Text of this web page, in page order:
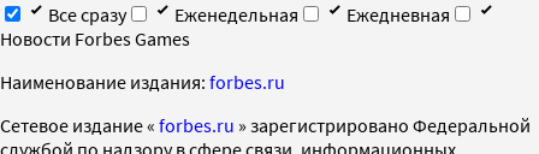
Все сразу
Еженедельная
Ежедневная
Новости Forbes Games
Наименование издания: forbes.ru
Cетевое издание « forbes.ru » зарегистрировано Федеральной
службой по надзору в сфере связи, информационных